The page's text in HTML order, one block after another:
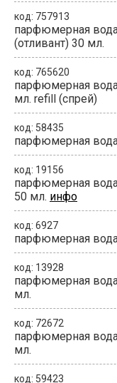
код: 757913
парфюмерная
(отливант) 30 мл.
код: 765620
парфюмерная
мл. refill (спрей)
код: 58435
парфюмерная
код: 19156
парфюмерная вода
50 мл. инфо
код: 6927
парфюмерная
код: 13928
парфюмерная
мл.
код: 72672
парфюмерная
мл.
код: 59423